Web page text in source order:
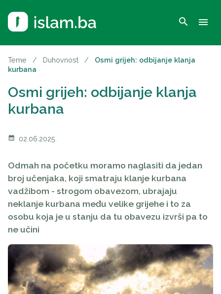
search menu
Teme / Duhovnost /
Osmi grijeh: odbijanje klanja
kurbana
Osmi grijeh: odbijanje klanja
kurbana
calendar_month 02.06.2025.
Odmah na početku moramo naglasiti da jedan
broj učenjaka, koji smatraju klanje kurbana
vadžibom - strogom obavezom, ubrajaju
neklanje kurbana među velike grijehe i to za
osobu koja je u stanju da tu obavezu izvrši pa to
ne učini